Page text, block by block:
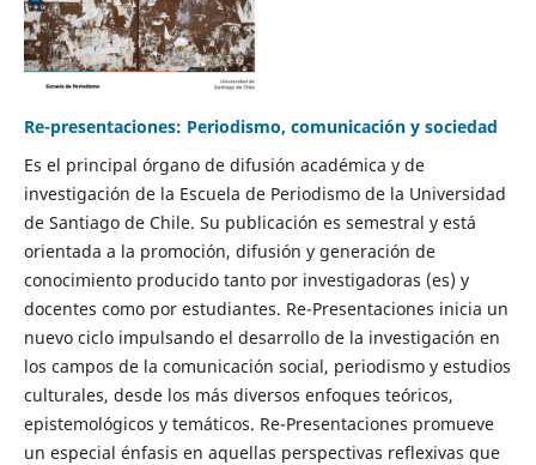
Re-presentaciones: Periodismo, comunicación y sociedad
Es el principal órgano de difusión académica y de
investigación de la Escuela de Periodismo de la Universidad
de Santiago de Chile. Su publicación es semestral y está
orientada a la promoción, difusión y generación de
conocimiento producido tanto por investigadoras (es) y
docentes como por estudiantes. Re-Presentaciones inicia un
nuevo ciclo impulsando el desarrollo de la investigación en
los campos de la comunicación social, periodismo y estudios
culturales, desde los más diversos enfoques teóricos,
epistemológicos y temáticos. Re-Presentaciones promueve
un especial énfasis en aquellas perspectivas reflexivas que